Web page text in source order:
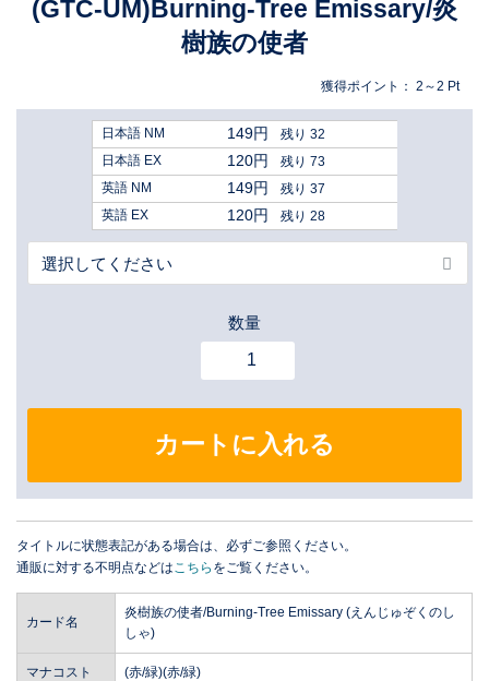
(GTC-UM)Burning-Tree Emissary/炎
樹族の使者
獲得ポイント： 2～2 Pt
日本語 NM 149円
残り 32
日本語 EX
120円
残り 73
英語 NM
149円
残り 37
英語 EX
120円 残り 28
数量
カートに入れる
タイトルに状態表記がある場合は、必ずご参照ください。
通販に対する不明点などは こちら をご覧ください。
カード名
炎樹族の使者/Burning-Tree Emissary (えんじゅぞくのし
しゃ)
マナコスト (赤/緑)(赤/緑)